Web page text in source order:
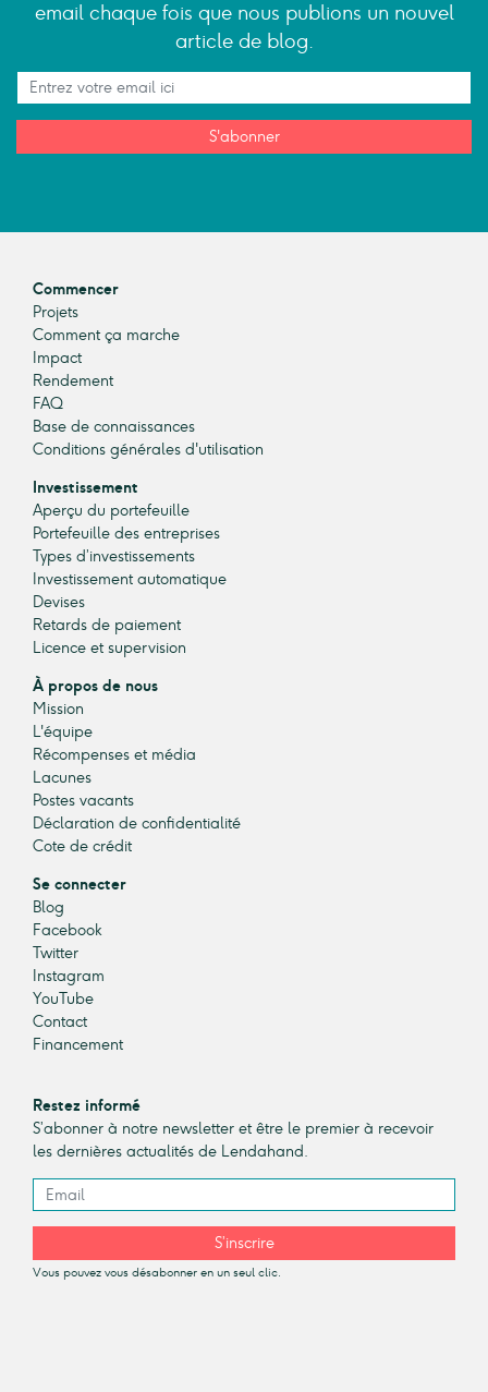
email chaque fois que nous publions un nouvel
article de blog.
S'abonner
Commencer
Projets
Comment ça marche
Impact
Rendement
FAQ
Base de connaissances
Conditions générales d'utilisation
Investissement
Aperçu du portefeuille
Portefeuille des entreprises
Types d’investissements
Investissement automatique
Devises
Retards de paiement
Licence et supervision
À propos de nous
Mission
L'équipe
Récompenses et média
Lacunes
Postes vacants
Déclaration de confidentialité
Cote de crédit
Se connecter
Blog
Facebook
Twitter
Instagram
YouTube
Contact
Financement
Restez informé
S’abonner à notre newsletter et être le premier à recevoir
les dernières actualités de Lendahand.
S’inscrire
Vous pouvez vous désabonner en un seul clic.